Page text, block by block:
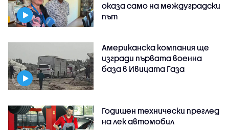
оказа само на междуградски
път
Американска компания ще
изгради първата военна
база в Ивицата Газа
Годишен технически преглед
на лек автомобил